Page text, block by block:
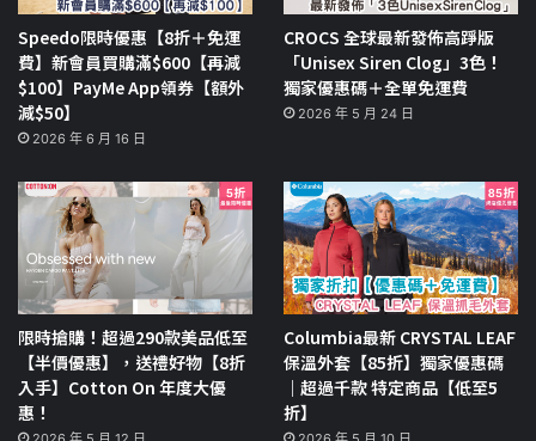
Speedo限時優惠【8折＋免運
費】新會員買購滿$600【再減
$100】PayMe App領券【額外
減$50】
2026 年 6 月 16 日
CROCS 全球最新發佈高踭版
「Unisex Siren Clog」3色！
獨家優惠碼＋全單免運費
2026 年 5 月 24 日
限時搶購！超過290款美品低至
【半價優惠】，送禮好物【8折
入手】Cotton On 年度大優
惠！
Columbia最新 CRYSTAL LEAF
保溫外套【85折】獨家優惠碼
｜超過千款 特定商品【低至5
折】